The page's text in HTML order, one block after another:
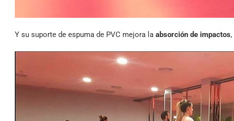
Y su suporte de espuma de PVC mejora la absorción de impactos